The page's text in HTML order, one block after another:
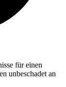
für einen
unbeschadet an